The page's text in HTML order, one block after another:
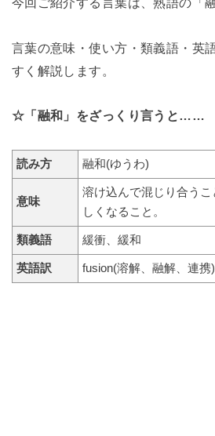
言葉の意味・使い方・類義語・英
すく解説します。
☆「融和」をざっくり言うと……
読み方 融和(ゆうわ)
意味
溶け込んで混じり合う
しくなること。
類義語 緩衝、緩和
英語訳 fusion(溶解、融解、連携)